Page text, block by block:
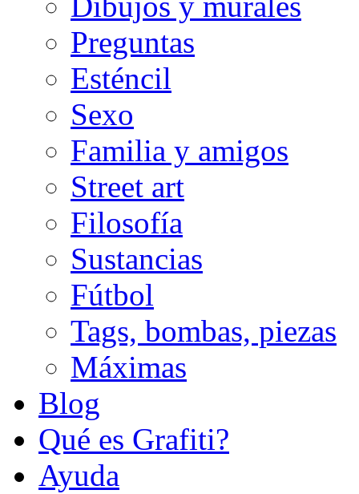
Preguntas
Esténcil
Sexo
Familia y amigos
Street art
Filosofía
Sustancias
Fútbol
Tags, bombas, piezas
Máximas
Blog
Qué es Grafiti?
Ayuda